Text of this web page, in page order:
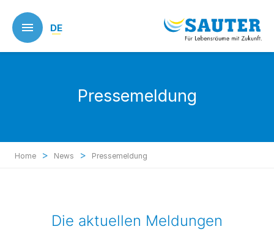
main
content
DE
Pressemeldung
Home > News > Pressemeldung
Die aktuellen Meldungen